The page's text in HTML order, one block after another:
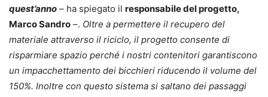
quest’anno – ha spiegato il responsabile del progetto,
Marco Sandro –. Oltre a permettere il recupero del
materiale attraverso il riciclo, il progetto consente di
risparmiare spazio perché i nostri contenitori garantiscono
un impacchettamento dei bicchieri riducendo il volume del
150%. Inoltre con questo sistema si saltano dei passaggi